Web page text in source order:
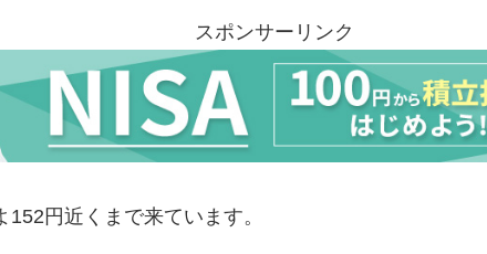
スポンサーリンク
円近くまで来ています。